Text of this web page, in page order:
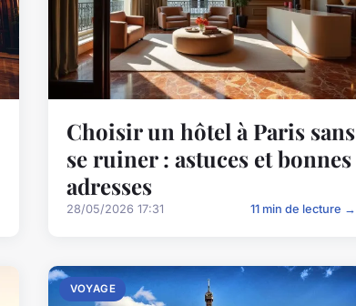
Choisir un hôtel à Paris sans
se ruiner : astuces et bonnes
adresses
28/05/2026 17:31 11 min de lecture →
VOYAGE